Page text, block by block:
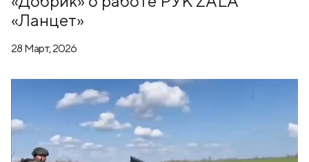
«Ланцет»
28 Март, 2026